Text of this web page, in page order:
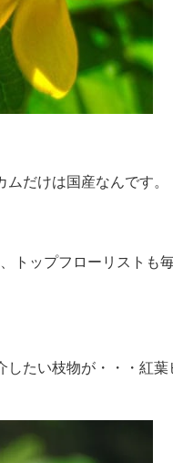
だけは国産なんです。
トップフローリストも
たい枝物が・・・紅